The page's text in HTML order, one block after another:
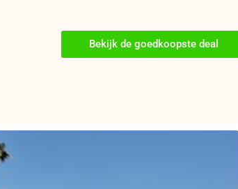
Bekijk de goedkoopste deal